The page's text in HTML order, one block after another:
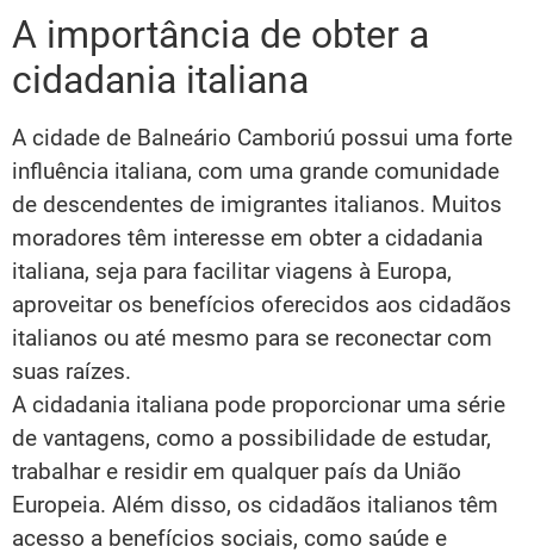
A importância de obter a
cidadania italiana
A cidade de Balneário Camboriú possui uma forte
influência italiana, com uma grande comunidade
de descendentes de imigrantes italianos. Muitos
moradores têm interesse em obter a cidadania
italiana, seja para facilitar viagens à Europa,
aproveitar os benefícios oferecidos aos cidadãos
italianos ou até mesmo para se reconectar com
suas raízes.
A cidadania italiana pode proporcionar uma série
de vantagens, como a possibilidade de estudar,
trabalhar e residir em qualquer país da União
Europeia. Além disso, os cidadãos italianos têm
acesso a benefícios sociais, como saúde e